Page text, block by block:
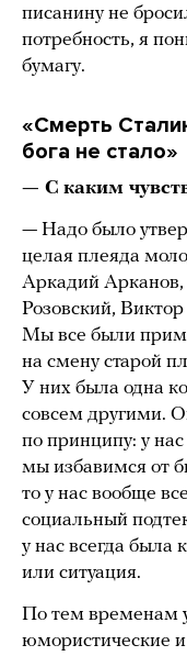
писанину не
потребность, я
бумагу.
«Смерть
бога не стало»
— С каким
— Надо было
целая плеяда
Аркадий
Розовский,
Мы все были
на смену старой
У них была одна
совсем другими.
по принципу: у
мы избавимся от
то у нас вообще
социальный
у нас всегда была
или ситуация.
По тем временам
юмористические